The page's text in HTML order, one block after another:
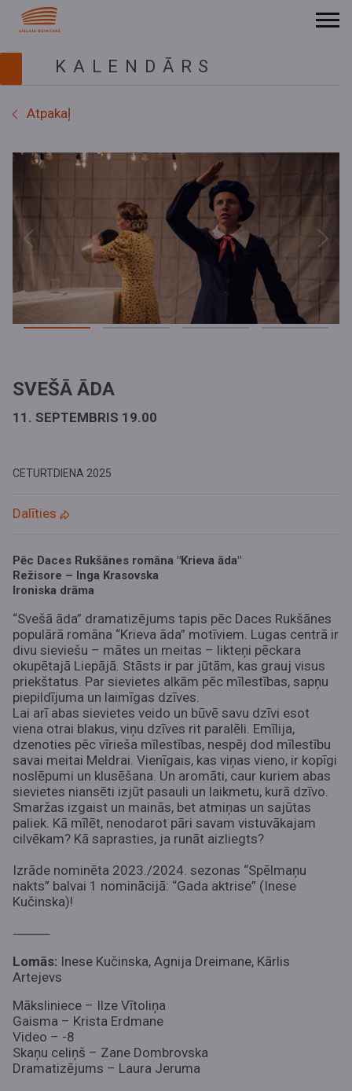
KALENDĀRS
Atpakaļ
Previous Next
SVEŠĀ ĀDA
11. SEPTEMBRIS 19.00
CETURTDIENA 2025
Dalīties
Pēc Daces Rukšānes romāna "Krieva āda"
Režisore – Inga Krasovska
Ironiska drāma
“Svešā āda” dramatizējums tapis pēc Daces Rukšānes
populārā romāna “Krieva āda” motīviem. Lugas centrā ir
divu sieviešu – mātes un meitas – likteņi pēckara
okupētajā Liepājā. Stāsts ir par jūtām, kas grauj visus
priekštatus. Par sievietes alkām pēc mīlestības, sapņu
piepildījuma un laimīgas dzīves.
Lai arī abas sievietes veido un būvē savu dzīvi esot
viena otrai blakus, viņu dzīves rit paralēli. Emīlija,
dzenoties pēc vīrieša mīlestības, nespēj dod mīlestību
savai meitai Meldrai. Vienīgais, kas viņas vieno, ir kopīgi
noslēpumi un klusēšana. Un aromāti, caur kuriem abas
sievietes niansēti izjūt pasauli un laikmetu, kurā dzīvo.
Smaržas izgaist un mainās, bet atmiņas un sajūtas
paliek. Kā mīlēt, nenodarot pāri savam vistuvākajam
cilvēkam? Kā saprasties, ja runāt aizliegts?
Izrāde nominēta 2023./2024. sezonas “Spēlmaņu
nakts” balvai 1 nominācijā: “Gada aktrise” (Inese
Kučinska)!
⸻
Lomās: Inese Kučinska, Agnija Dreimane, Kārlis
Artejevs
Māksliniece – Ilze Vītoliņa
Gaisma – Krista Erdmane
Video – -8
Skaņu celiņš – Zane Dombrovska
Dramatizējums – Laura Jeruma